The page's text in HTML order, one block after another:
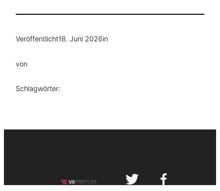
Veröffentlicht18. Juni 2026in
von
Schlagwörter: